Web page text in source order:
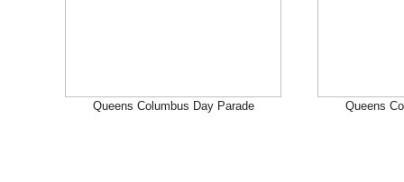
Queens Columbus Day Parade Queens